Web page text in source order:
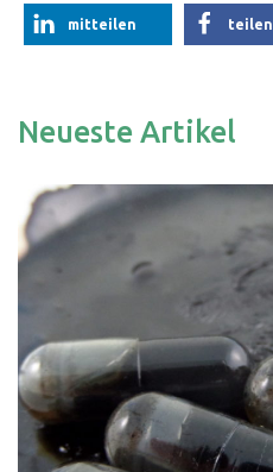
mitteilen teilen
Neueste Artikel